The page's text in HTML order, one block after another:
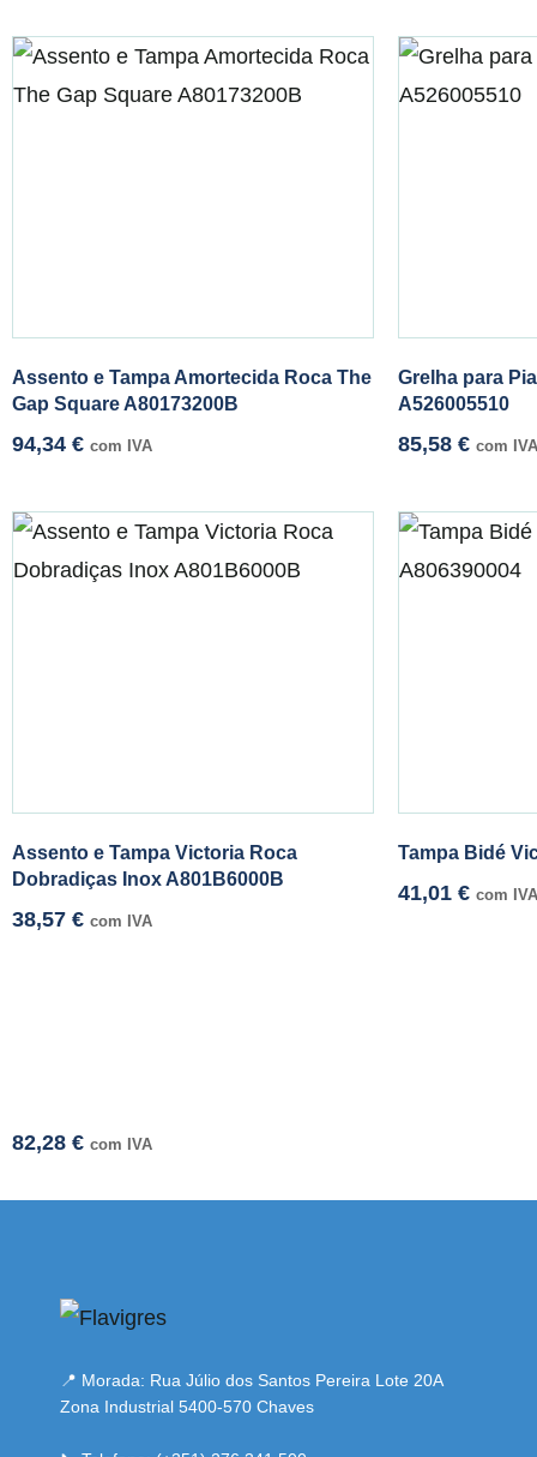
Assento e Tampa Amortecida Roca The
Gap Square A80173200B
94,34 € com IVA
Grelha para
A526005510
85,58 € com IVA
Assento e Tampa Victoria Roca
Dobradiças Inox A801B6000B
38,57 € com IVA
Tampa Bidé
41,01 € com IVA
82,28 € com IVA
📍 Morada: Rua Júlio dos Santos Pereira Lote 20A
Zona Industrial 5400-570 Chaves